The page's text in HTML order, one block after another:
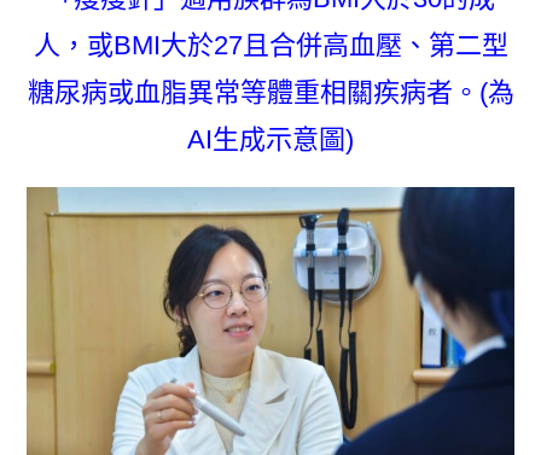
人，或BMI大於27且合併高血壓、第二型
糖尿病或血脂異常等體重相關疾病者。(為
AI生成示意圖)